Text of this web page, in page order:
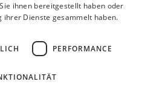
zzgl.
ihnen bereitgestellt haben oder
ihrer Dienste gesammelt haben.
PERFORMANCE